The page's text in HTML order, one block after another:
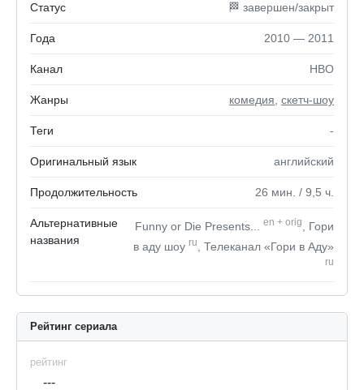
Статус 🏁 завершен/закрыт
Года 2010 — 2011
Канал HBO
Жанры комедия скетч-шоу
Теги -
Оригинальный язык английский
Продолжительность 26 мин. / 9,5 ч.
Альтернативные
названия
Funny or Die Presents... en + orig
, Гори
в аду шоу ru , Телеканал «Гори в Аду»
ru
Рейтинг сериала
рейтинг
---